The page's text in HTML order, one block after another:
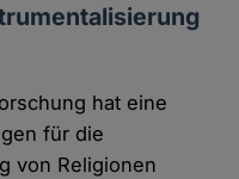
hat eine
für die
von Religionen